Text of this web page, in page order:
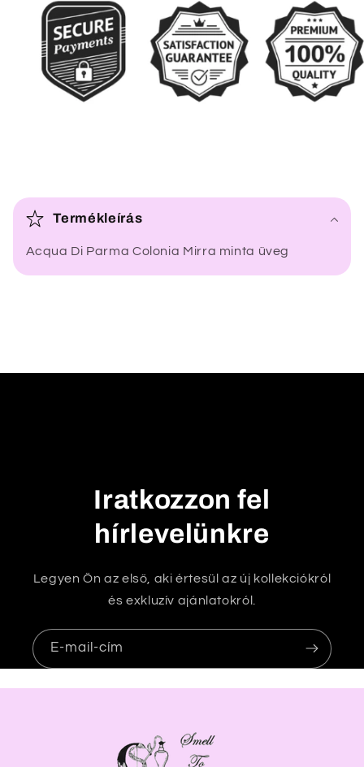
s
e
k
Termékleírás
Acqua Di Parma Colonia Mirra minta üveg
Iratkozzon fel
hírlevelünkre
Legyen Ön az első, aki értesül az új kollekciókról
és exkluzív ajánlatokról.
E-mail-cím